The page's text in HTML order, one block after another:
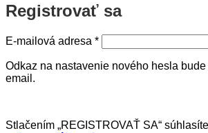
Registrovať sa
E-mailová adresa *Povinné
Odkaz na nastavenie nového hesla
email.
Stlačením „REGISTROVAŤ SA“